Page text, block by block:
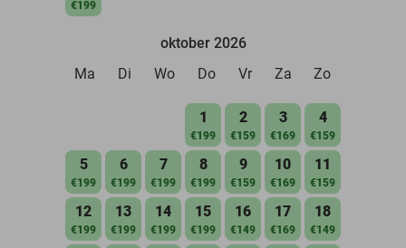
€199
oktober 2026
Ma
Di Wo Do Vr Za Zo
1
€199
2
€159
3
€169
4
€159
5
€199
6
€199
7
€199
8
€199
9
€159
10
€169
11
€159
12
€199
13
€199
14
€199
15
€199
16
€149
17
€169
18
€149